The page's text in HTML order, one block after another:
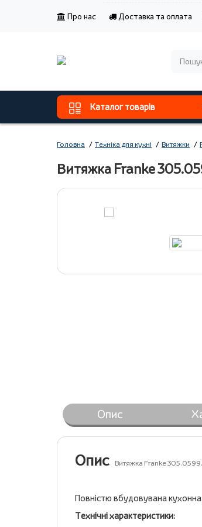
Про нас Доставка та оплата
Каталог товарів
Головна Техніка для кухні Витяжки
Витяжка Franke
Опис
Опис Витяжка Franke
Повністю вбудовувана
Технічні характеристики: